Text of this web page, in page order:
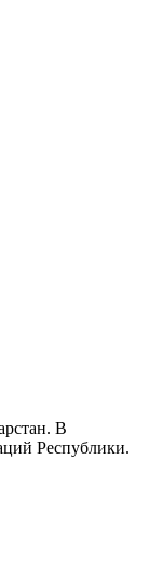
В
Республики.